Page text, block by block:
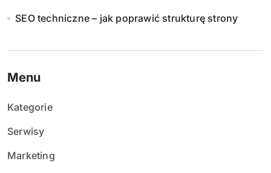
SEO techniczne – jak poprawić strukturę strony
Menu
Kategorie
Serwisy
Marketing